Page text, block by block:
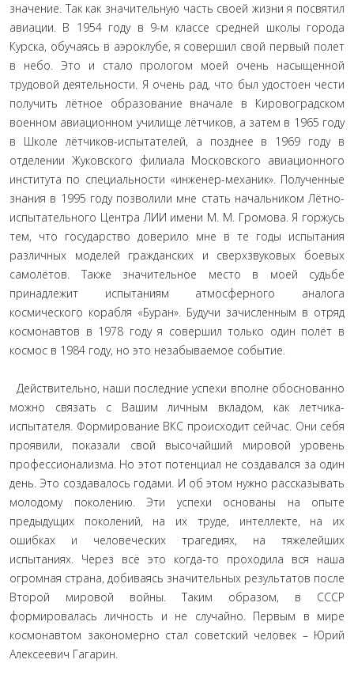
значение. Так как значительную часть своей жизни я посвятил
авиации. В 1954 году в 9-м классе средней школы города
Курска, обучаясь в аэроклубе, я совершил свой первый полет
в небо. Это и стало прологом моей очень насыщенной
трудовой деятельности. Я очень рад, что был удостоен чести
получить лётное образование вначале в Кировоградском
военном авиационном училище лётчиков, а затем в 1965 году
в Школе лётчиков-испытателей, а позднее в 1969 году в
отделении Жуковского филиала Московского авиационного
института по специальности «инженер-механик». Полученные
знания в 1995 году позволили мне стать начальником Лётно-
испытательного Центра ЛИИ имени М. М. Громова. Я горжусь
тем, что государство доверило мне в те годы испытания
различных моделей гражданских и сверхзвуковых боевых
самолётов. Также значительное место в моей судьбе
принадлежит испытаниям атмосферного аналога
космического корабля «Буран». Будучи зачисленным в отряд
космонавтов в 1978 году я совершил только один полёт в
космос в 1984 году, но это незабываемое событие.
Действительно, наши последние успехи вполне обоснованно
можно связать с Вашим личным вкладом, как летчика-
испытателя. Формирование ВКС происходит сейчас. Они себя
проявили, показали свой высочайший мировой уровень
профессионализма. Но этот потенциал не создавался за один
день. Это создавалось годами. И об этом нужно рассказывать
молодому поколению. Эти успехи основаны на опыте
предыдущих поколений, на их труде, интеллекте, на их
ошибках и человеческих трагедиях, на тяжелейших
испытаниях. Через всё это когда-то проходила вся наша
огромная страна, добиваясь значительных результатов после
Второй мировой войны. Таким образом, в СССР
формировалась личность и не случайно. Первым в мире
космонавтом закономерно стал советский человек – Юрий
Алексеевич Гагарин.